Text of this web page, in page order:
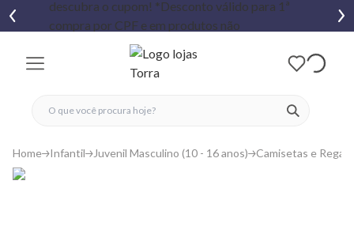
ver
fechar menu
fechar menu
favoritos
Home Infantil Juvenil Masculino (10 - 16 anos) Camisetas e